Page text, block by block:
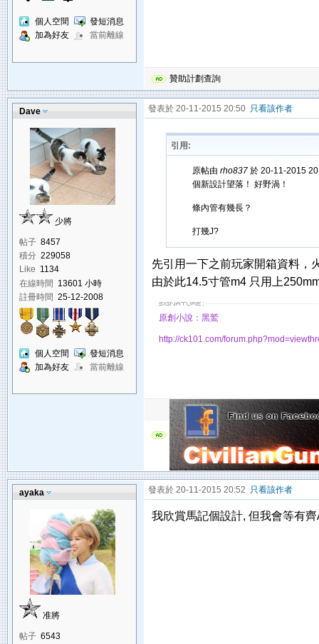
個人空間
發短消息
加為好友
當前離線
贊助計劃查詢
Dave
少將
帖子 8457
積分 229058
Like 1134
在線時間 13601 小時
註冊時間 25-12-2008
個人空間
發短消息
加為好友
當前離線
發表於 20-11-2015 20:50 只看該作者
引用:
原帖由 rho837於 20-11-2015
個新設計望落！ 好野渦！
條內管有幾長？
打幾J?
先引用一下之前玩家開箱資料，
由於此14.5寸管m4 只用上
原創小說：黑鷲
http://ck101.com/
ayaka
准將
帖子 6543
發表於 20-11-2015 20:52 只看該作者
我欣賞馬記個設計, 但我會等有